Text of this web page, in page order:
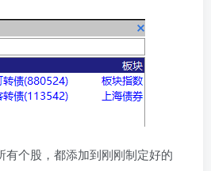
有个股，都添加到刚刚制定好的